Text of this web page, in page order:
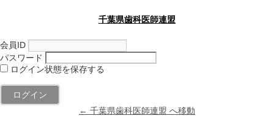
千葉県歯科医師連盟
会員ID
パスワード
ログイン状態を保存する
← 千葉県歯科医師連盟 へ移動